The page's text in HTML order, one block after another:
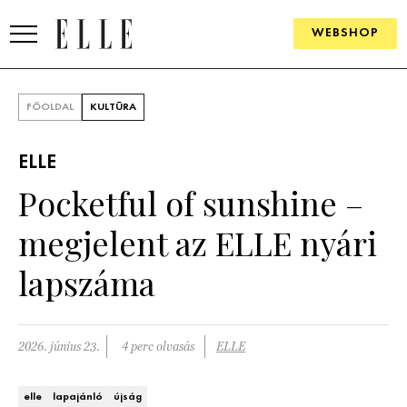
WEBSHOP
SZÉPSÉG
KULTÚRA
PSZICHÉ
ÉLETMÓD
PÁRKAPCSOLAT
FŐOLDAL KULTÚRA
ELLE
Pocketful of sunshine –
megjelent az ELLE nyári
lapszáma
2026. június 23. 4 perc olvasás ELLE
elle lapajánló újság